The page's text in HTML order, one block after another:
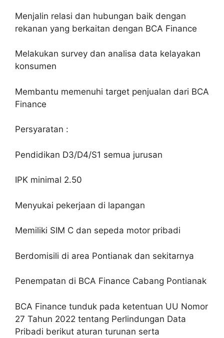
Menjalin relasi dan hubungan baik dengan
rekanan yang berkaitan dengan BCA Finance
Melakukan survey dan analisa data kelayakan
konsumen
Membantu memenuhi target penjualan dari BCA
Finance
Persyaratan :
Pendidikan D3/D4/S1 semua jurusan
IPK minimal 2.50
Menyukai pekerjaan di lapangan
Memiliki SIM C dan sepeda motor pribadi
Berdomisili di area Pontianak dan sekitarnya
Penempatan di BCA Finance Cabang Pontianak
BCA Finance tunduk pada ketentuan UU Nomor
27 Tahun 2022 tentang Perlindungan Data
Pribadi berikut aturan turunan serta